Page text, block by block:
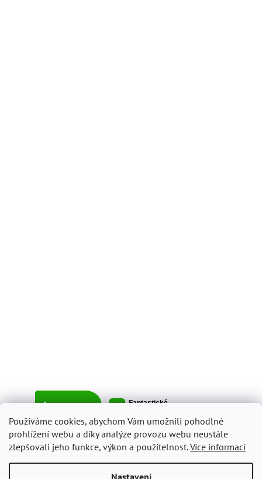
Používáme cookies, abychom Vám umožnili pohodlné
prohlížení webu a díky analýze provozu webu neustále
zlepšovali jeho funkce, výkon a použitelnost.Více informací
Nastavení